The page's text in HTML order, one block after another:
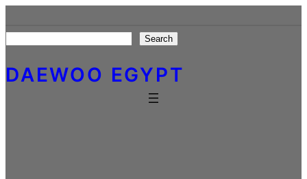
to
content
Search
DAEWOO EGYPT